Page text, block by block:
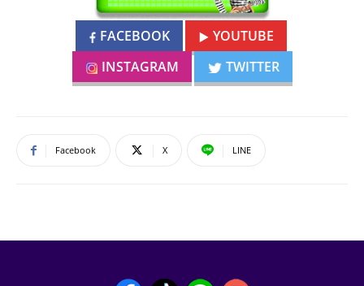
FACEBOOK
YOUTUBE
INSTAGRAM
TWITTER
Facebook X LINE